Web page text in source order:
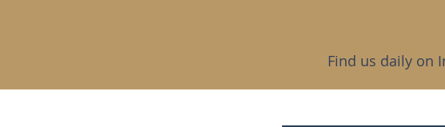
Find us daily on